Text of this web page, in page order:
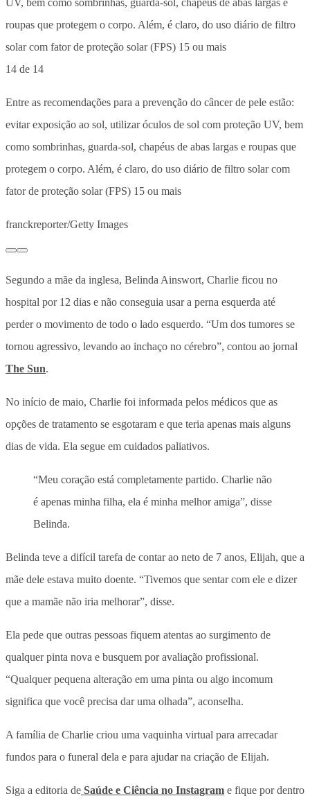
14 de 14
Entre as recomendações para a prevenção do câncer de pele estão:
evitar exposição ao sol, utilizar óculos de sol com proteção UV, bem
como sombrinhas, guarda-sol, chapéus de abas largas e roupas que
protegem o corpo. Além, é claro, do uso diário de filtro solar com
fator de proteção solar (FPS) 15 ou mais
franckreporter/Getty Images
Segundo a mãe da inglesa, Belinda Ainswort, Charlie ficou no
hospital por 12 dias e não conseguia usar a perna esquerda até
perder o movimento de todo o lado esquerdo. “Um dos tumores se
tornou agressivo, levando ao inchaço no cérebro”, contou ao jornal
The Sun.
No início de maio, Charlie foi informada pelos médicos que as
opções de tratamento se esgotaram e que teria apenas mais alguns
dias de vida. Ela segue em cuidados paliativos.
“Meu coração está completamente partido. Charlie não
é apenas minha filha, ela é minha melhor amiga”, disse
Belinda.
Belinda teve a difícil tarefa de contar ao neto de 7 anos, Elijah, que a
mãe dele estava muito doente. “Tivemos que sentar com ele e dizer
que a mamãe não iria melhorar”, disse.
Ela pede que outras pessoas fiquem atentas ao surgimento de
qualquer pinta nova e busquem por avaliação profissional.
“Qualquer pequena alteração em uma pinta ou algo incomum
significa que você precisa dar uma olhada”, aconselha.
A família de Charlie criou uma vaquinha virtual para arrecadar
fundos para o funeral dela e para ajudar na criação de Elijah.
Siga a editoria de Saúde e Ciência no Instagram e fique por dentro